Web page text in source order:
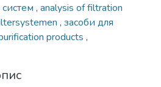
, analysis of filtration
, засоби для
products ,